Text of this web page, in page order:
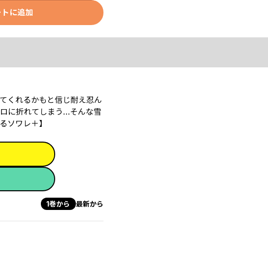
に追加
くれるかもと信じ耐え忍ん
に折れてしまう…そんな雪
ソワレ＋】
1巻から 最新から